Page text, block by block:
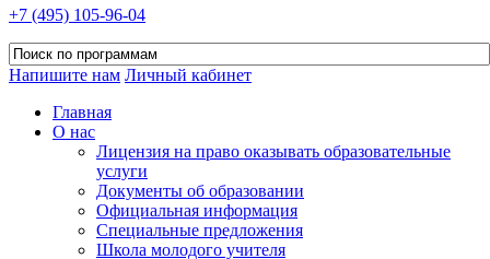
+7 (495) 105-96-04
Напишите нам Личный кабинет
Главная
О нас
Лицензия на право оказывать образовательные
услуги
Документы об образовании
Официальная информация
Специальные предложения
Школа молодого учителя